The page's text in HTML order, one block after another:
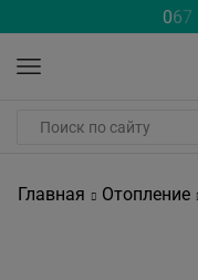
067
Главная Отопление